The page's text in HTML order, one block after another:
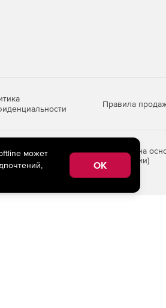
Правила
предоставления информации на
территории Российской Федерации)
может
OK